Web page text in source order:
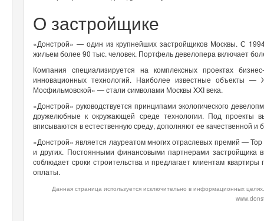
О застройщике
«Донстрой» — один из крупнейших застройщиков Москвы. С
жильем более 90 тыс. человек. Портфель девелопера включает
Компания специализируется на комплексных проектах
инновационных технологий. Наиболее известные объекты
Мосфильмовской» — стали символами Москвы XXI века.
«Донстрой» руководствуется принципами экологического
дружелюбные к окружающей среде технологии. Под проекты
вписываются в естественную среду, дополняют ее качественной и
«Донстрой» является лауреатом многих отраслевых премий —
и других. Постоянными финансовыми партнерами застройщика
соблюдает сроки строительства и предлагает клиентам
оплаты.
Данная страница используется исключительно в информационных